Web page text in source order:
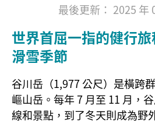
最後更新： 2025 年
世界首屈一指的健行
滑雪季節
谷川岳（1,977 公尺）是橫跨
嶇山岳。每年 7 月至 11 月，
線和景點，到了冬天則成為野